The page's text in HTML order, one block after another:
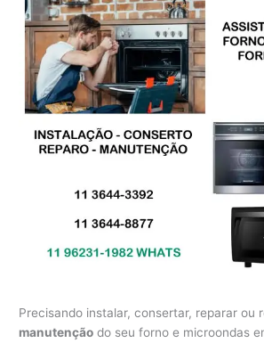
Precisando instalar, consertar, reparar ou
manutenção do seu forno e microondas